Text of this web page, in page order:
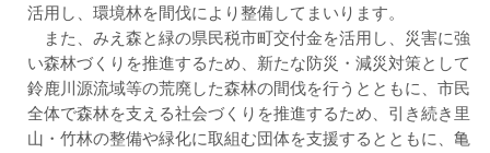
活用し、環境林を間伐により整備してまいります。
また、みえ森と緑の県民税市町交付金を活用し、災害に強
い森林づくりを推進するため、新たな防災・減災対策として
鈴鹿川源流域等の荒廃した森林の間伐を行うとともに、市民
全体で森林を支える社会づくりを推進するため、引き続き里
山・竹林の整備や緑化に取組む団体を支援するとともに、亀